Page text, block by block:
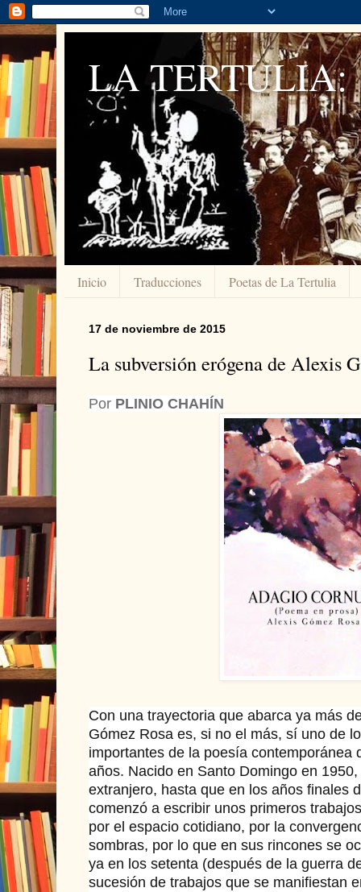
LA TERTULIA:
Inicio Traducciones Poetas de La Tertulia
17 de noviembre de 2015
La subversión erógena de Alexis
Por PLINIO CHAHÍN
Con una trayectoria que abarca ya más
Gómez Rosa es, si no el más, sí uno de
importantes de la poesía contemporánea
años. Nacido en Santo Domingo en
extranjero, hasta que en los años finales
comenzó a escribir unos primeros
por el espacio cotidiano, por la
sombras, por lo que en sus rincones se
ya en los setenta (después de la guerra
sucesión de trabajos que se manifiestan